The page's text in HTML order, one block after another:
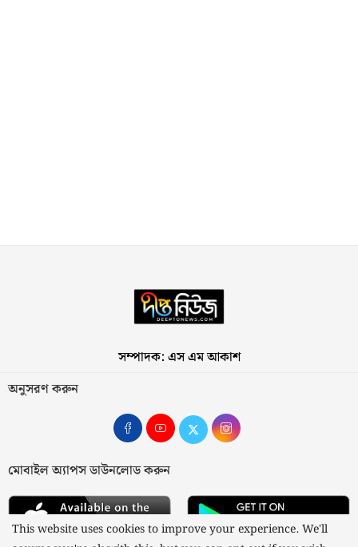
সম্পাদক: এস এম আকাশ
অনুসরণ করুন
মোবাইল অ্যাপস ডাউনলোড করুন
This website uses cookies to improve your experience. We'll